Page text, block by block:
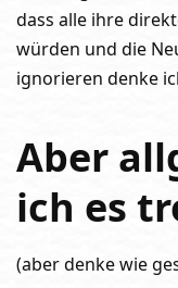
dass alle ihre
würden und die
ignorieren denke
Aber
ich es
(aber denke wie